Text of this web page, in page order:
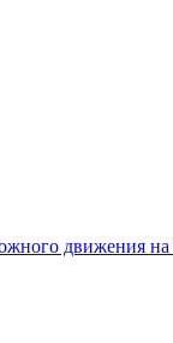
движения на